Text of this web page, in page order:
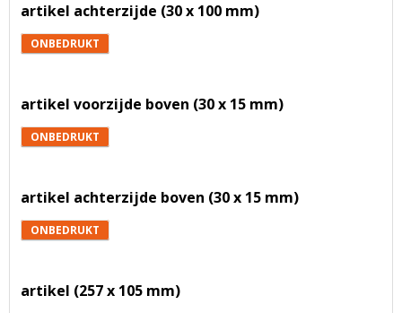
artikel achterzijde (30 x 100 mm)
ONBEDRUKT
artikel voorzijde boven (30 x 15 mm)
ONBEDRUKT
artikel achterzijde boven (30 x 15 mm)
ONBEDRUKT
artikel (257 x 105 mm)